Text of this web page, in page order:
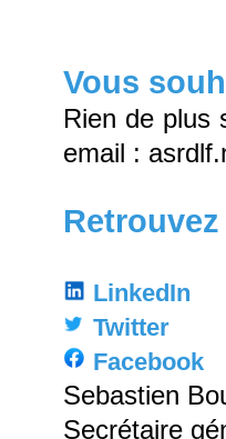
Vous
Rien de plus
email :
LinkedIn
Twitter
Facebook
Sebastien
Secrétaire